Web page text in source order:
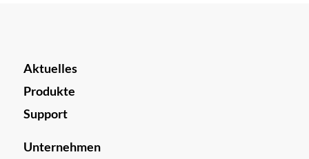
Aktuelles
Produkte
Support
Unternehmen